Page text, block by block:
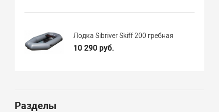
Лодка Sibriver Skiff 200 гребная
10 290 руб.
Разделы